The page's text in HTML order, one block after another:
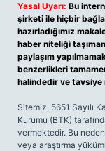
Yasal Uyarı: Bu
şirketi ile hiçbir
hazırladığımız
haber niteliği
paylaşım
benzerlikleri
halindedir ve tavsiye
Sitemiz, 5651 Sayılı
Kurumu (BTK)
vermektedir. Bu
veya araştırma